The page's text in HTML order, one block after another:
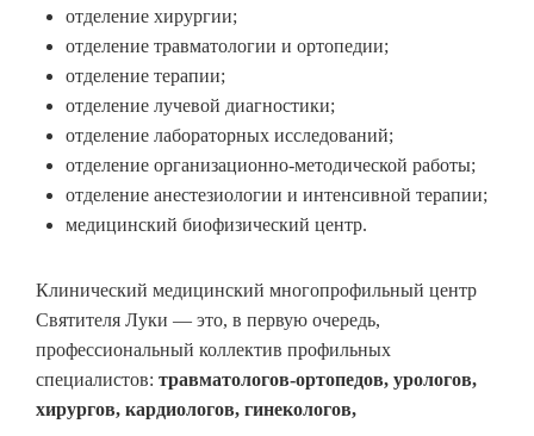
отделение хирургии;
отделение травматологии и ортопедии;
отделение терапии;
отделение лучевой диагностики;
отделение лабораторных исследований;
отделение организационно-методической работы;
отделение анестезиологии и интенсивной терапии;
медицинский биофизический центр.
Клинический медицинский многопрофильный центр
Святителя Луки — это, в первую очередь,
профессиональный коллектив профильных
специалистов: травматологов-ортопедов, урологов,
хирургов, кардиологов, гинекологов,